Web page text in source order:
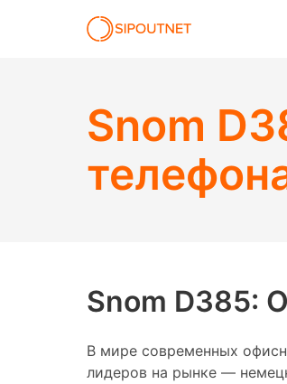
Snom
Snom D385:
В мире современных
лидеров на рынке —